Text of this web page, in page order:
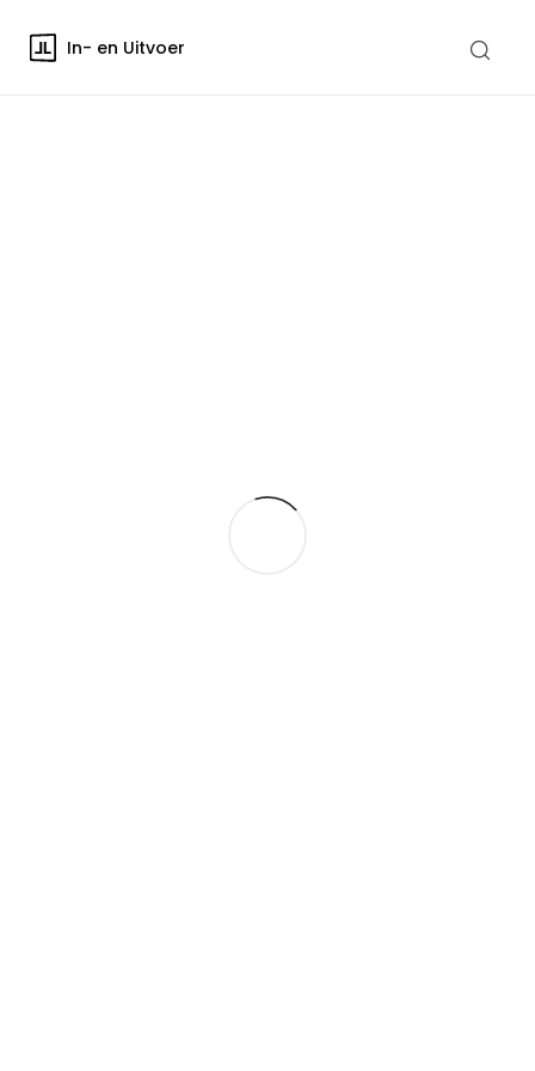
In- en Uitvoer